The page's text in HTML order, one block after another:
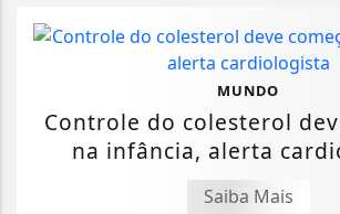
MUNDO
Controle do colesterol
na infância, alerta
Saiba Mais